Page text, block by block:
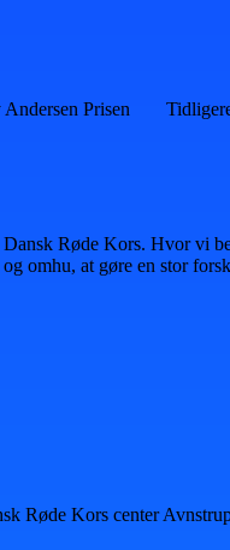
Prisen
Røde Kors. Hvor vi
omhu, at gøre en stor
Røde Kors center